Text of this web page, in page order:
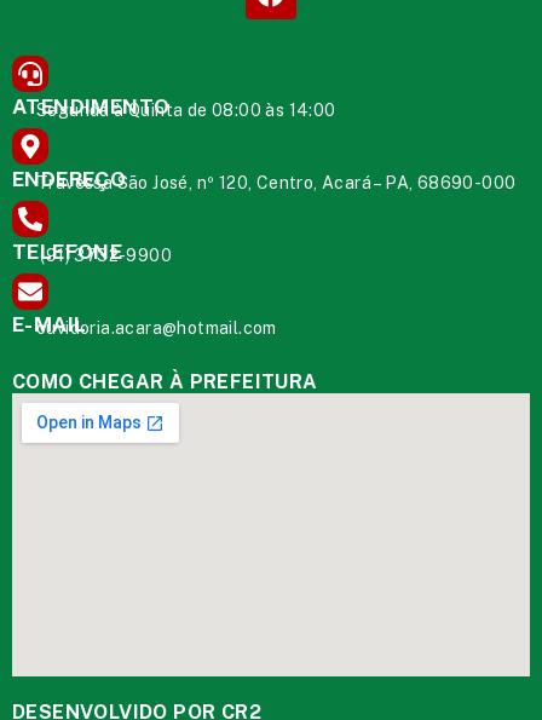
ATENDIMENTO
Segunda à Quinta de 08:00 às 14:00
ENDEREÇO
Travessa São José, nº 120, Centro, Acará – PA, 68690-000
TELEFONE
(91) 3732-9900
E-MAIL
ouvidoria.acara@hotmail.com
COMO CHEGAR À PREFEITURA
DESENVOLVIDO POR CR2